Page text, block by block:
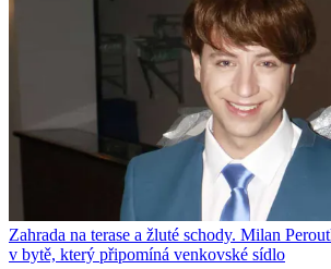
Zahrada na terase a žluté schody. Milan
v bytě, který připomíná venkovské sídlo